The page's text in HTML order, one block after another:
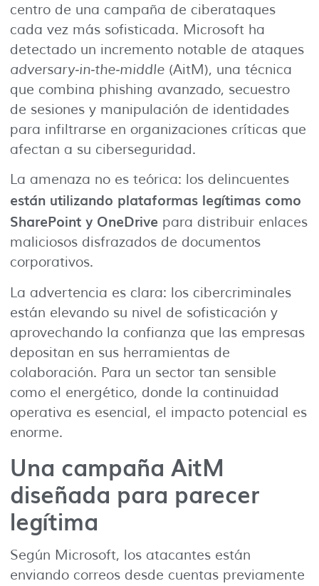
centro de una campaña de ciberataques
cada vez más sofisticada. Microsoft ha
detectado un incremento notable de ataques
adversary‑in‑the‑middle (AitM), una técnica
que combina phishing avanzado, secuestro
de sesiones y manipulación de identidades
para infiltrarse en organizaciones críticas que
afectan a su ciberseguridad.
La amenaza no es teórica: los delincuentes
están utilizando plataformas legítimas como
SharePoint y OneDrive para distribuir enlaces
maliciosos disfrazados de documentos
corporativos.
La advertencia es clara: los cibercriminales
están elevando su nivel de sofisticación y
aprovechando la confianza que las empresas
depositan en sus herramientas de
colaboración. Para un sector tan sensible
como el energético, donde la continuidad
operativa es esencial, el impacto potencial es
enorme.
Una campaña AitM
diseñada para parecer
legítima
Según Microsoft, los atacantes están
enviando correos desde cuentas previamente